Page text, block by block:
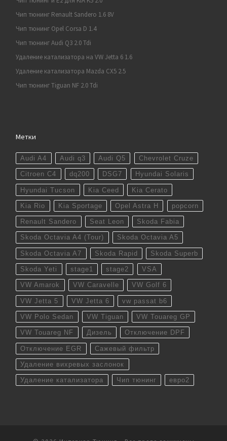
Чип тюнинг Renault Sandero 1.6 8V
Чип тюнинг Opel Corsa D 1.4
Чип тюнинг Audi Q3 2.0 Tdi
Удаление катализатора на VW Jetta 6 1.6
Удаление катализатора Mazda CX5 2.5
Чип тюнинг Tiguan NF 2.0 Tdi
Метки
Audi A4 Audi q3 Audi Q5 Chevrolet Cruze
Citroen C4 dq200 DSG7 Hyundai Solaris
Hyundai Tucson Kia Ceed Kia Cerato
Kia Rio Kia Sportage Opel Astra H popcorn
Renault Sandero Seat Leon Skoda Fabia
Skoda Octavia A4 (Tour) Skoda Octavia A5
Skoda Octavia A7 Skoda Rapid Skoda Superb
Skoda Yeti stage1 stage2 VSA
VW Amarok VW Caravelle VW Golf 6
VW Jetta 5 VW Jetta 6 vw passat b6
VW Polo Sedan VW Tiguan VW Touareg GP
VW Touareg NF Дизель Отключение DPF
Отключение EGR Сажевый фильтр
Удаление вихревых заслонок
Удаление катализатора Чип тюнинг евро2